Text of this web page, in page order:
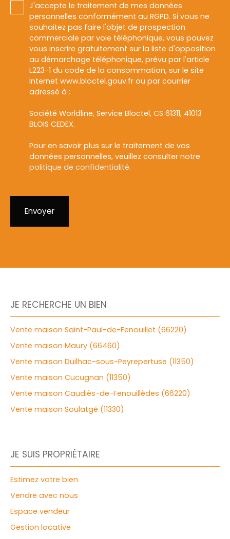
J'accepte le traitement de mes données
personnelles conformément au RGPD. Si vous ne
souhaitez pas faire l'objet de prospection
commerciale par voie téléphonique, vous pouvez
vous inscrire gratuitement sur la liste d'opposition
au démarchage téléphonique, prévu par l'article
L223-1 du code de la consommation, sur le site
Internet www.bloctel.gouv.fr ou par courrier
adressé à :
Société Worldline, Service Bloctel, CS 61311, 41013
BLOIS CEDEX.
Pour en savoir plus sur le traitement de vos
données personnelles, veuillez consulter notre
politique de confidentialité.
Envoyer
JE RECHERCHE UN BIEN
Vente maison Saint-Paul-de-Fenouillet (66220)
Vente maison Maury (66460)
Vente maison Duilhac-sous-Peyrepertuse (11350)
Vente maison Cucugnan (11350)
Vente maison Caudiès-de-Fenouillèdes (66220)
Vente maison Soulatgé (11330)
JE SUIS PROPRIÉTAIRE
Estimez votre bien
Vendre avec nous
Espace vendeur
Gestion locative